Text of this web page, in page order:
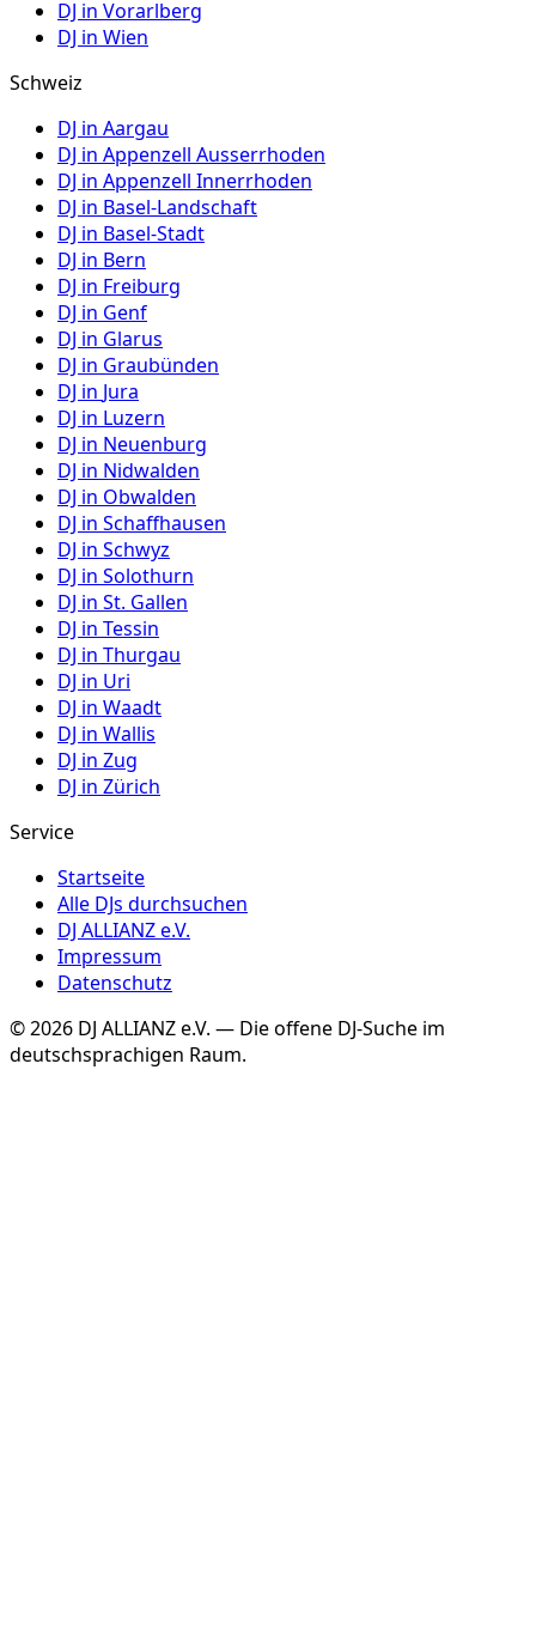
DJ in Vorarlberg
DJ in Wien
Schweiz
DJ in Aargau
DJ in Appenzell Ausserrhoden
DJ in Appenzell Innerrhoden
DJ in Basel-Landschaft
DJ in Basel-Stadt
DJ in Bern
DJ in Freiburg
DJ in Genf
DJ in Glarus
DJ in Graubünden
DJ in Jura
DJ in Luzern
DJ in Neuenburg
DJ in Nidwalden
DJ in Obwalden
DJ in Schaffhausen
DJ in Schwyz
DJ in Solothurn
DJ in St. Gallen
DJ in Tessin
DJ in Thurgau
DJ in Uri
DJ in Waadt
DJ in Wallis
DJ in Zug
DJ in Zürich
Service
Startseite
Alle DJs durchsuchen
DJ ALLIANZ e.V.
Impressum
Datenschutz
©2026 DJ ALLIANZ e.V. — Die offene DJ-Suche im
deutschsprachigen Raum.